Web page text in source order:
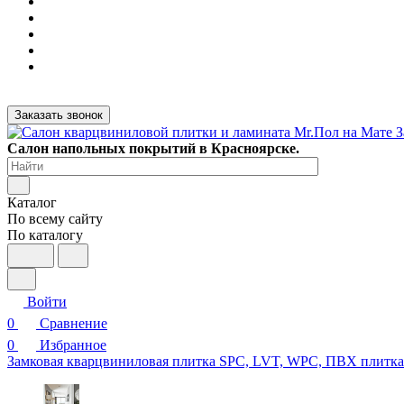
Заказать звонок
Салон напольных покрытий в Красноярске.
Каталог
По всему сайту
По каталогу
Войти
0
Сравнение
0
Избранное
Замковая кварцвиниловая плитка SPC, LVT, WPC, ПВХ